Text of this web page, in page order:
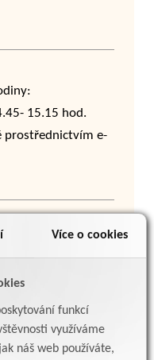
Více o cookies
funkcí
využíváme
náš web používáte,
15.15 hod.
prostřednictvím e-